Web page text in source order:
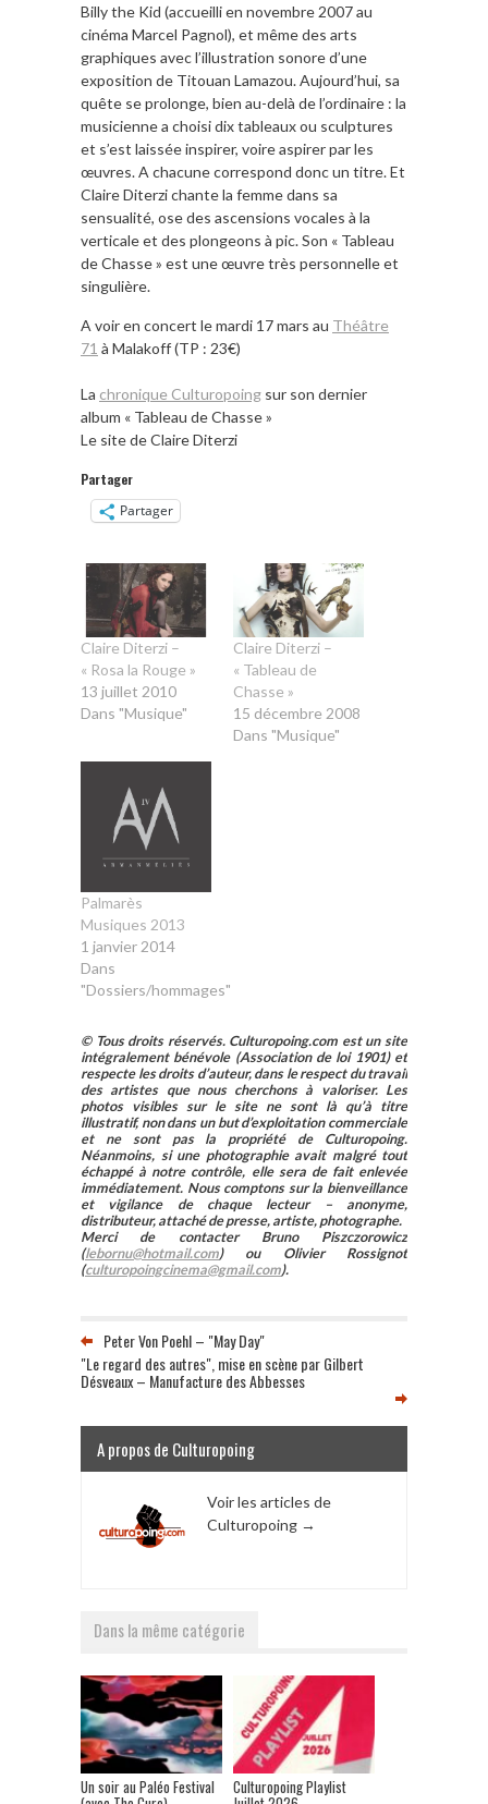
Billy the Kid (accueilli en novembre 2007 au
cinéma Marcel Pagnol), et même des arts
graphiques avec l’illustration sonore d’une
exposition de Titouan Lamazou. Aujourd’hui, sa
quête se prolonge, bien au-delà de l’ordinaire : la
musicienne a choisi dix tableaux ou sculptures
et s’est laissée inspirer, voire aspirer par les
œuvres. A chacune correspond donc un titre. Et
Claire Diterzi chante la femme dans sa
sensualité, ose des ascensions vocales à la
verticale et des plongeons à pic. Son « Tableau
de Chasse » est une œuvre très personnelle et
singulière.
A voir en concert le mardi 17 mars au Théâtre
71 à Malakoff (TP : 23€)
La chronique Culturopoing sur son dernier
album « Tableau de Chasse »
Le site de Claire Diterzi
Partager
Partager
Claire Diterzi –
« Rosa la Rouge »
13 juillet 2010
Dans "Musique"
Claire Diterzi –
« Tableau de
Chasse »
15 décembre 2008
Dans "Musique"
Palmarès
Musiques 2013
1 janvier 2014
Dans
"Dossiers/hommages"
© Tous droits réservés. Culturopoing.com est un site
intégralement bénévole (Association de loi 1901) et
respecte les droits d’auteur, dans le respect du travail
des artistes que nous cherchons à valoriser. Les
photos visibles sur le site ne sont là qu’à titre
illustratif, non dans un but d’exploitation commerciale
et ne sont pas la propriété de Culturopoing.
Néanmoins, si une photographie avait malgré tout
échappé à notre contrôle, elle sera de fait enlevée
immédiatement. Nous comptons sur la bienveillance
et vigilance de chaque lecteur – anonyme,
distributeur, attaché de presse, artiste, photographe.
Merci de contacter Bruno Piszczorowicz
(lebornu@hotmail.com) ou Olivier Rossignot
(culturopoingcinema@gmail.com).
Peter Von Poehl – "May Day"
"Le regard des autres", mise en scène par Gilbert
Désveaux – Manufacture des Abbesses
A propos de Culturopoing
Voir les articles de
Culturopoing →
Dans la même catégorie
Un soir au Paléo Festival Culturopoing Playlist